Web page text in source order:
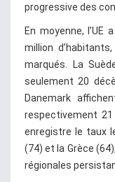
progressive des
En moyenne,
million
marqués. La
seulement 20
Danemark
respectivement 21
enregistre le taux
(74) et la Grèce
régionales